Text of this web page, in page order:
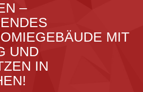
–
MIT
UND
IN